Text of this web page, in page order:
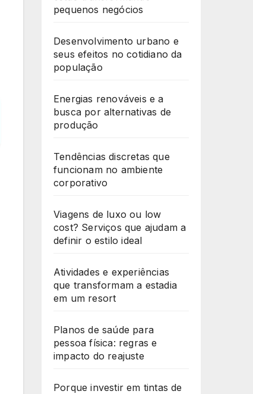
pequenos negócios
Desenvolvimento urbano e
seus efeitos no cotidiano da
população
Energias renováveis e a
busca por alternativas de
produção
Tendências discretas que
funcionam no ambiente
corporativo
Viagens de luxo ou low
cost? Serviços que ajudam a
definir o estilo ideal
Atividades e experiências
que transformam a estadia
em um resort
Planos de saúde para
pessoa física: regras e
impacto do reajuste
Porque investir em tintas de